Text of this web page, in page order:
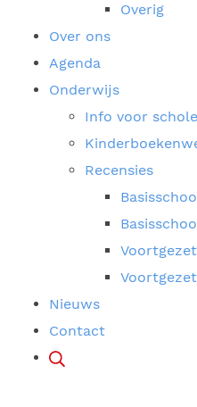
Overig
Over ons
Agenda
Onderwijs
Info voor
Recensies
Nieuws
Contact